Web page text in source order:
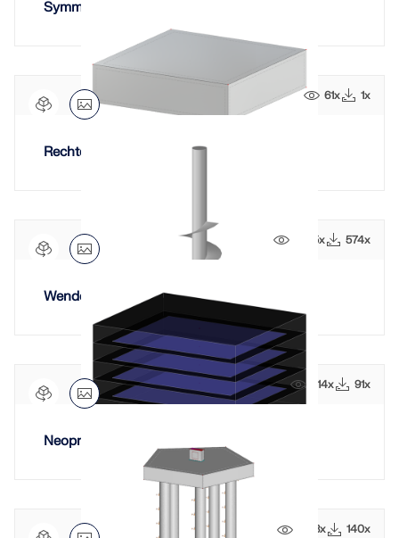
Symmetric Bucket Foundation
61x 1x
Rechteckiges Fundament
2385x 574x
Wendelförmiger Pfahl
914x 91x
Neoprenlager
1398x 140x